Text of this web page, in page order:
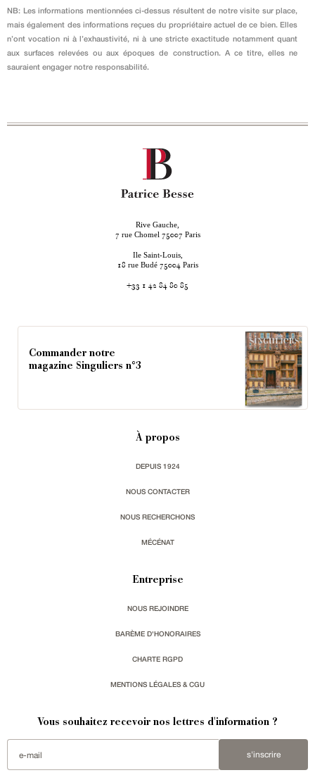
NB: Les informations mentionnées ci-dessus résultent de notre visite sur place,
mais également des informations reçues du propriétaire actuel de ce bien. Elles
n’ont vocation ni à l’exhaustivité, ni à une stricte exactitude notamment quant
aux surfaces relevées ou aux époques de construction. A ce titre, elles ne
sauraient engager notre responsabilité.
Rive Gauche,
7 rue Chomel 75007 Paris
Ile Saint-Louis,
18 rue Budé 75004 Paris
+33 1 42 84 80 85
Commander notre
magazine Singuliers n°3
À propos
DEPUIS 1924
NOUS CONTACTER
NOUS RECHERCHONS
MÉCÉNAT
Entreprise
NOUS REJOINDRE
BARÈME D'HONORAIRES
CHARTE RGPD
MENTIONS LÉGALES & CGU
Vous souhaitez recevoir nos lettres d'information ?
s'inscrire